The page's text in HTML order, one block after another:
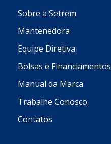
Sobre a Setrem
Mantenedora
Equipe Diretiva
Bolsas e Financiamentos
Manual da Marca
Trabalhe Conosco
Contatos